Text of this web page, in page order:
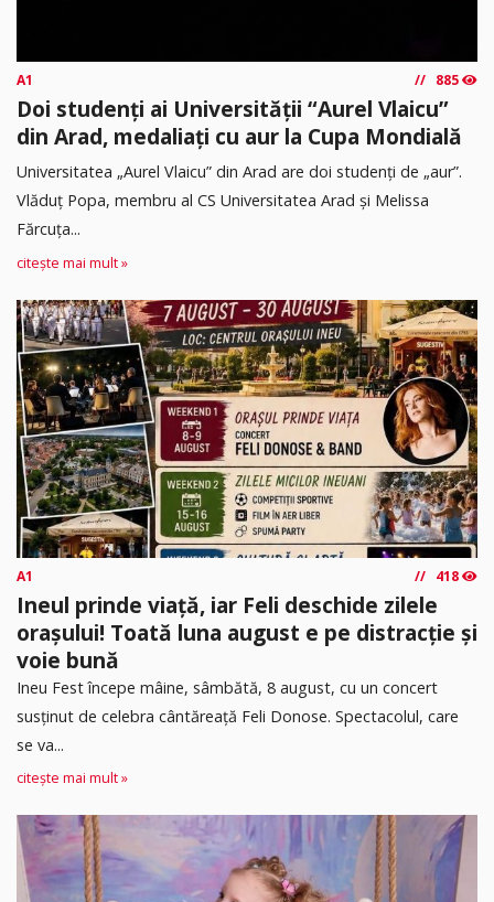
A1 885
Doi studenți ai Universității “Aurel Vlaicu”
din Arad, medaliați cu aur la Cupa Mondială
Universitatea „Aurel Vlaicu” din Arad are doi studenți de „aur”.
Vlăduț Popa, membru al CS Universitatea Arad și Melissa
Fărcuța...
citește mai mult »
A1 418
Ineul prinde viață, iar Feli deschide zilele
orașului! Toată luna august e pe distracție și
voie bună
Ineu Fest începe mâine, sâmbătă, 8 august, cu un concert
susținut de celebra cântăreață Feli Donose. Spectacolul, care
se va...
citește mai mult »